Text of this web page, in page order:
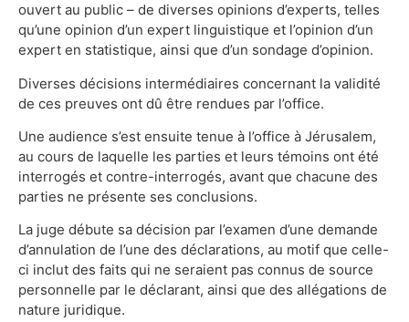
ouvert au public – de diverses opinions d’experts, telles
qu’une opinion d’un expert linguistique et l’opinion d’un
expert en statistique, ainsi que d’un sondage d’opinion.
Diverses décisions intermédiaires concernant la validité
de ces preuves ont dû être rendues par l’office.
Une audience s’est ensuite tenue à l’office à Jérusalem,
au cours de laquelle les parties et leurs témoins ont été
interrogés et contre-interrogés, avant que chacune des
parties ne présente ses conclusions.
La juge débute sa décision par l’examen d’une demande
d’annulation de l’une des déclarations, au motif que celle-
ci inclut des faits qui ne seraient pas connus de source
personnelle par le déclarant, ainsi que des allégations de
nature juridique.